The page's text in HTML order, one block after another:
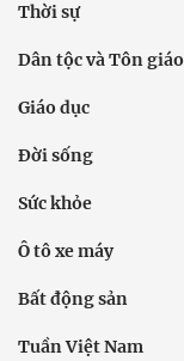
Thời sự
Dân tộc và Tôn giáo
Giáo dục
Đời sống
Sức khỏe
Ô tô xe máy
Bất động sản
Tuần Việt Nam